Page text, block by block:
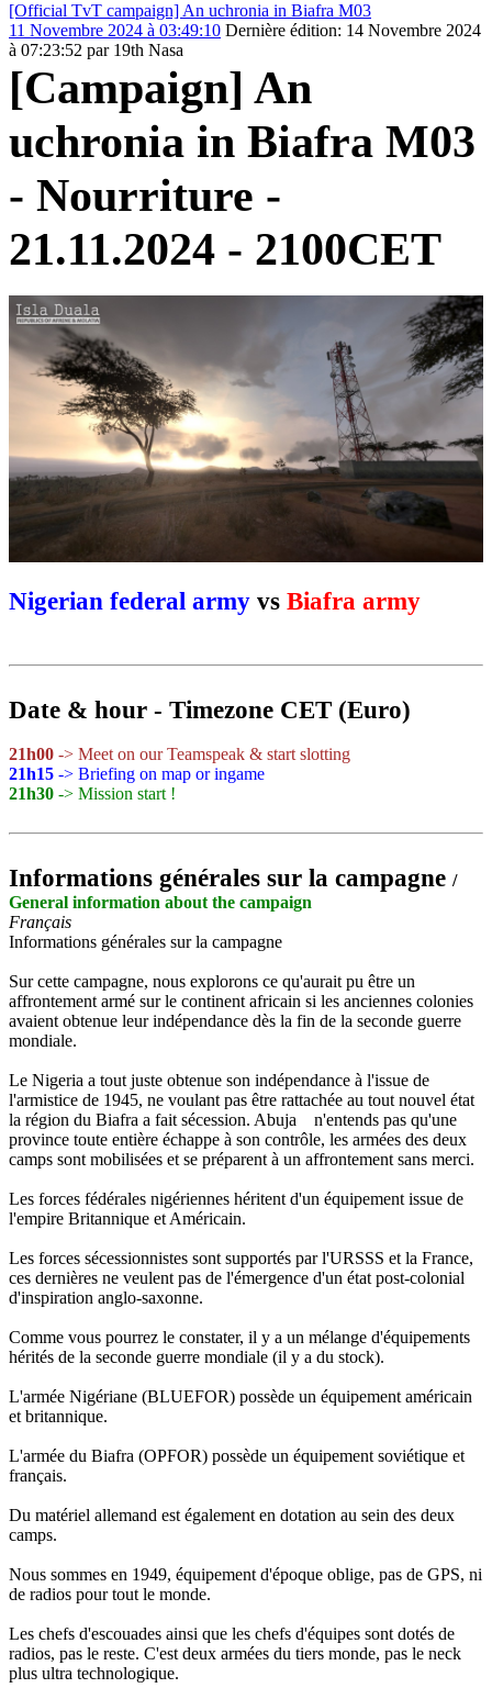
[Official TvT campaign] An uchronia in Biafra M03
11 Novembre 2024 à 03:49:10 Dernière édition: 14 Novembre 2024
à 07:23:52 par 19th Nasa
[Campaign] An
uchronia in Biafra M03
- Nourriture -
21.11.2024 - 2100CET
Nigerian federal army vs Biafra army
Date & hour - Timezone CET (Euro)
21h00 -> Meet on our Teamspeak & start slotting
21h15 -> Briefing on map or ingame
21h30 -> Mission start !
Informations générales sur la campagne /
General information about the campaign
Français
Informations générales sur la campagne
Sur cette campagne, nous explorons ce qu'aurait pu être un
affrontement armé sur le continent africain si les anciennes colonies
avaient obtenue leur indépendance dès la fin de la seconde guerre
mondiale.
Le Nigeria a tout juste obtenue son indépendance à l'issue de
l'armistice de 1945, ne voulant pas être rattachée au tout nouvel état
la région du Biafra a fait sécession. Abuja n'entends pas qu'une
province toute entière échappe à son contrôle, les armées des deux
camps sont mobilisées et se préparent à un affrontement sans merci.
Les forces fédérales nigériennes héritent d'un équipement issue de
l'empire Britannique et Américain.
Les forces sécessionnistes sont supportés par l'URSSS et la France,
ces dernières ne veulent pas de l'émergence d'un état post-colonial
d'inspiration anglo-saxonne.
Comme vous pourrez le constater, il y a un mélange d'équipements
hérités de la seconde guerre mondiale (il y a du stock).
L'armée Nigériane (BLUEFOR) possède un équipement américain
et britannique.
L'armée du Biafra (OPFOR) possède un équipement soviétique et
français.
Du matériel allemand est également en dotation au sein des deux
camps.
Nous sommes en 1949, équipement d'époque oblige, pas de GPS, ni
de radios pour tout le monde.
Les chefs d'escouades ainsi que les chefs d'équipes sont dotés de
radios, pas le reste. C'est deux armées du tiers monde, pas le neck
plus ultra technologique.